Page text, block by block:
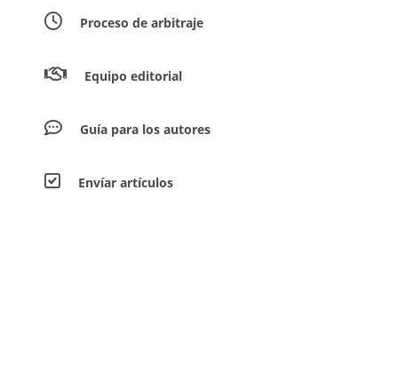
Proceso de arbitraje
Equipo editorial
Guía para los autores
Envíar artículos